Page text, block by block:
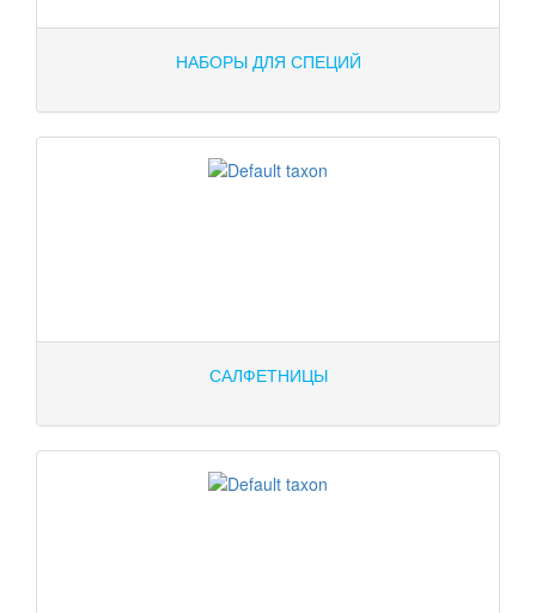
НАБОРЫ ДЛЯ СПЕЦИЙ
САЛФЕТНИЦЫ